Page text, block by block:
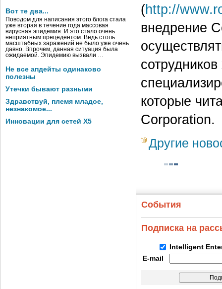
Вот те два...
Поводом для написания этого блога стала
уже вторая в течение года массовая
вирусная эпидемия. И это стало очень
неприятным прецедентом. Ведь столь
масштабных заражений не было уже очень
давно. Впрочем, данная ситуация была
ожидаемой. Эпидемию вызвали …
Не все апдейты одинаково
полезны
Утечки бывают разными
Здравствуй, племя младое,
незнакомое...
Инновации для сетей X5
(http://
внедрение
которые
Corporation.
Другие
События
Подписка на
Intelligent
E-mail